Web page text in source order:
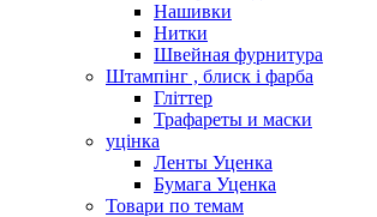
Нашивки
Нитки
Швейная фурнитура
Штампінг , блиск і фарба
Гліттер
Трафареты и маски
уцінка
Ленты Уценка
Бумага Уценка
Товари по темам